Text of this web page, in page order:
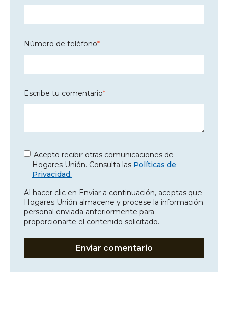
Número de teléfono*
Escribe tu comentario*
Acepto recibir otras comunicaciones de
Hogares Unión. Consulta las Políticas de
Privacidad.
Al hacer clic en Enviar a continuación, aceptas que
Hogares Unión almacene y procese la información
personal enviada anteriormente para
proporcionarte el contenido solicitado.